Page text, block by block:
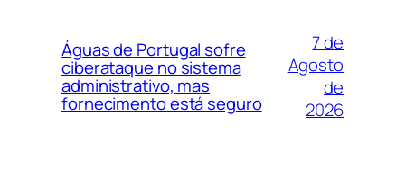
Águas de Portugal sofre
ciberataque no sistema
administrativo, mas
fornecimento está seguro
7 de
Agosto
de
2026